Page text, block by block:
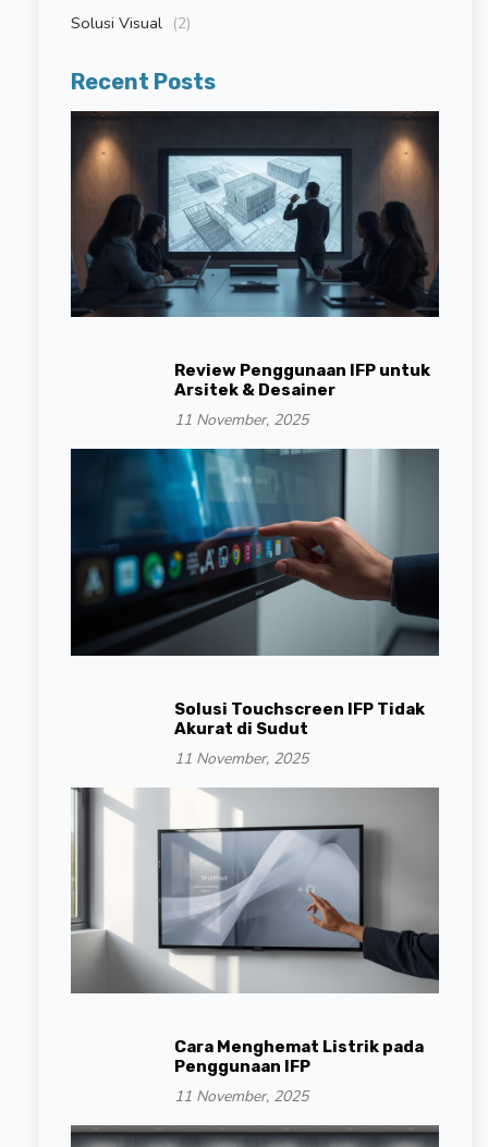
Solusi Visual (2)
Recent Posts
Review Penggunaan IFP untuk
Arsitek & Desainer
11 November, 2025
Solusi Touchscreen IFP Tidak
Akurat di Sudut
11 November, 2025
Cara Menghemat Listrik pada
Penggunaan IFP
11 November, 2025